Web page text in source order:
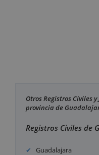
Otros Registros Civiles
provincia de
Registros Civiles de
Guadalajara